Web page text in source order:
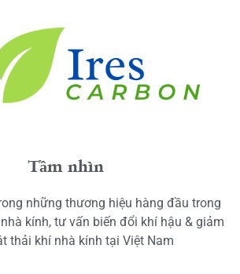
Tầm nhìn
những thương hiệu hàng đầu trong
kính, tư vấn biến đổi khí hậu & giảm
thải khí nhà kính tại Việt Nam